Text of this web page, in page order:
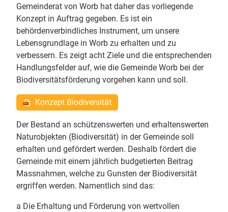
Gemeinderat von Worb hat daher das vorliegende
Konzept in Auftrag gegeben. Es ist ein
behördenverbindliches Instrument, um unsere
Lebensgrundlage in Worb zu erhalten und zu
verbessern. Es zeigt acht Ziele und die entsprechenden
Handlungsfelder auf, wie die Gemeinde Worb bei der
Biodiversitätsförderung vorgehen kann und soll.
Konzept Biodiversität
Der Bestand an schützenswerten und erhaltenswerten
Naturobjekten (Biodiversität) in der Gemeinde soll
erhalten und gefördert werden. Deshalb fördert die
Gemeinde mit einem jährlich budgetierten Beitrag
Massnahmen, welche zu Gunsten der Biodiversität
ergriffen werden. Namentlich sind das:
a Die Erhaltung und Förderung von wertvollen